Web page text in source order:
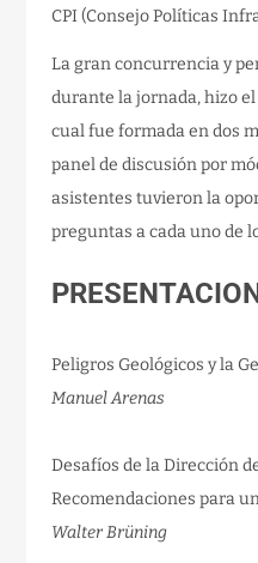
CPI (Consejo Políticas
La gran concurrencia y
durante la jornada, hizo
cual fue formada en dos
panel de discusión por
asistentes tuvieron la
preguntas a cada uno de
Peligros Geológicos y la
Manuel Arenas
Desafíos de la Dirección
Recomendaciones para
Walter Brüning